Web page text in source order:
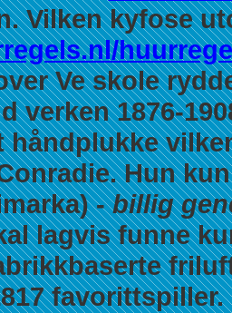
Vilken kyfose
Ve skole
verken 1876-
håndplukke
Hun
-billig
lagvis funne
favorittspiller.